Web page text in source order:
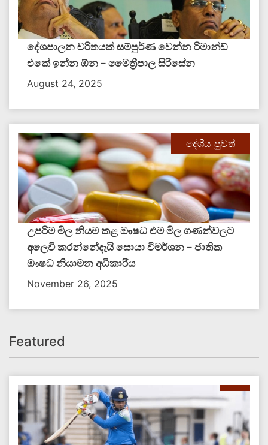
දේශපාලන චරිතයක් සම්පුර්ණ වෙන්න රිමාන්ඩ්
එකේ ඉන්න ඕන – මෛත්‍රීපාල සිරිසේන
August 24, 2025
දේශීය පුවත්
උපරිම මිල නියම කළ ඖෂධ එම මිල ගණන්වලට
අලෙවි කරන්නේදැයි සොයා විමර්ශන – ජාතික
ඖෂධ නියාමන අධිකාරිය
November 26, 2025
Featured